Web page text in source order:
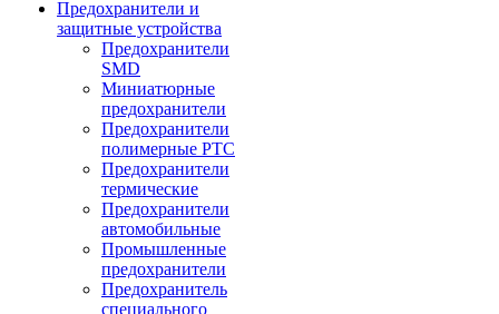
Предохранители и
защитные устройства
Предохранители
SMD
Миниатюрные
предохранители
Предохранители
полимерные PTC
Предохранители
термические
Предохранители
автомобильные
Промышленные
предохранители
Предохранитель
специального